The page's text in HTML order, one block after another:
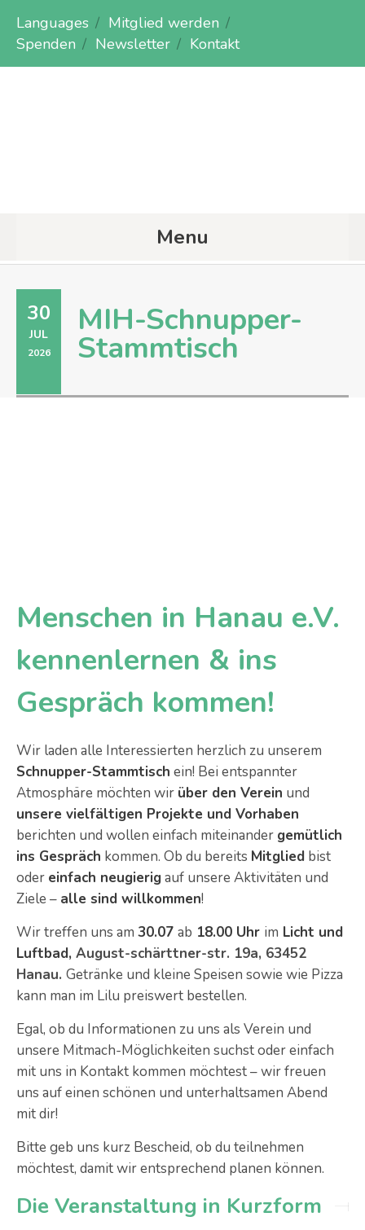
Languages
Mitglied werden
Spenden
Newsletter Kontakt
Menu
30
JUL
2026
MIH-Schnupper-
Stammtisch
Menschen in Hanau e.V.
kennenlernen & ins
Gespräch kommen!
Wir laden alle Interessierten herzlich zu unserem
Schnupper-Stammtisch ein! Bei entspannter
Atmosphäre möchten wir über den Verein und
unsere vielfältigen Projekte und Vorhaben
berichten und wollen einfach miteinander gemütlich
ins Gespräch kommen. Ob du bereits Mitglied bist
oder einfach neugierigauf unsere Aktivitäten und
Ziele – alle sind willkommen!
Wir treffen uns am 30.07 ab 18.00 Uhr im Licht und
Luftbad, August-schärttner-str. 19a, 63452
Hanau. Getränke und kleine Speisen sowie wie Pizza
kann man im Lilu preiswert bestellen.
Egal, ob du Informationen zu uns als Verein und
unsere Mitmach-Möglichkeiten suchst oder einfach
mit uns in Kontakt kommen möchtest – wir freuen
uns auf einen schönen und unterhaltsamen Abend
mit dir!
Bitte geb uns kurz Bescheid, ob du teilnehmen
möchtest, damit wir entsprechend planen können.
Die Veranstaltung in Kurzform